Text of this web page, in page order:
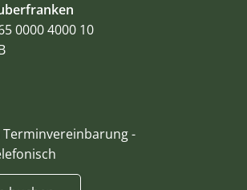
0000 4000 10
-